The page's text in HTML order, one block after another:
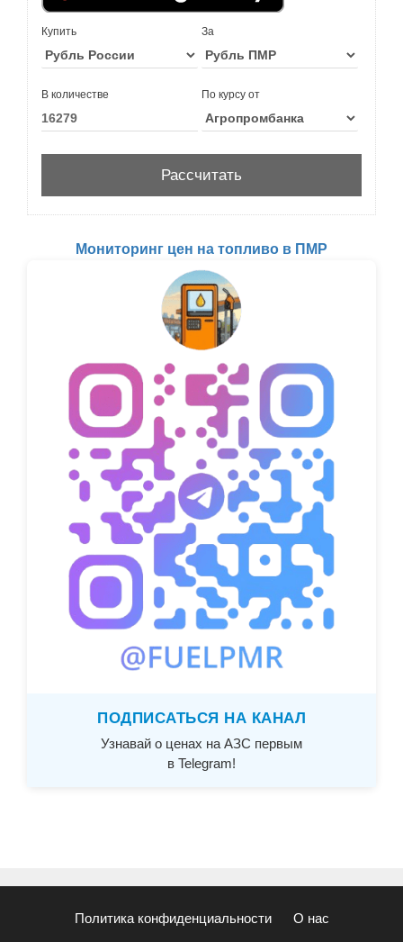
Купить За
В количестве По курсу от
Мониторинг цен на топливо в ПМР
ПОДПИСАТЬСЯ НА КАНАЛ
Узнавай о ценах на АЗС первым
в Telegram!
Политика конфиденциальности О нас